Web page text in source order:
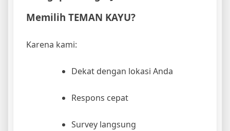
Memilih TEMAN KAYU?
Karena kami:
Dekat dengan lokasi Anda
Respons cepat
Survey langsung